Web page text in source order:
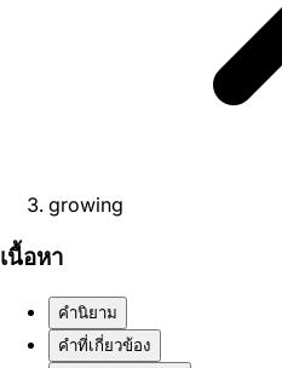
growing
เนื้อหา
คำนิยาม
คำที่เกี่ยวข้อง